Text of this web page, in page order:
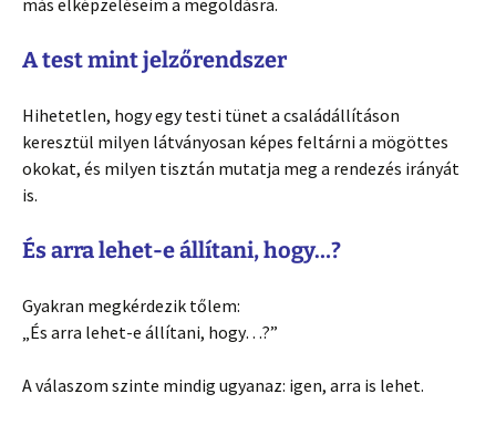
más elképzeléseim a megoldásra.
A test mint jelzőrendszer
Hihetetlen, hogy egy testi tünet a családállításon
keresztül milyen látványosan képes feltárni a mögöttes
okokat, és milyen tisztán mutatja meg a rendezés irányát
is.
És arra lehet-e állítani, hogy…?
Gyakran megkérdezik tőlem:
„És arra lehet-e állítani, hogy…?”
A válaszom szinte mindig ugyanaz: igen, arra is lehet.